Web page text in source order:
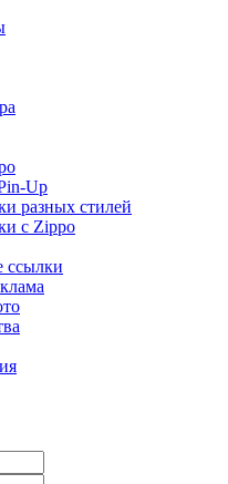
Up
разных стилей
с Zippo
ссылки